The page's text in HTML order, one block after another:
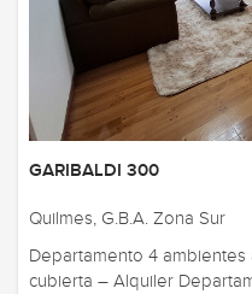
GARIBALDI 300
Quilmes, G.B.A. Zona Sur
Departamento 4
cubierta – Alquiler